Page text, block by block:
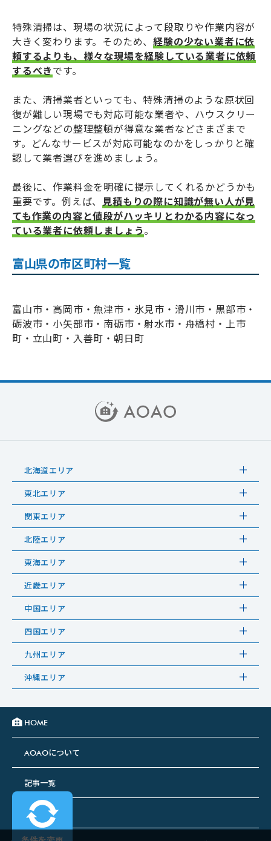
特殊清掃は、現場の状況によって段取りや作業内容が
大きく変わります。そのため、経験の少ない業者に依
頼するよりも、様々な現場を経験している業者に依頼
するべきです。
また、清掃業者といっても、特殊清掃のような原状回
復が難しい現場でも対応可能な業者や、ハウスクリー
ニングなどの整理整頓が得意な業者などさまざまで
す。どんなサービスが対応可能なのかをしっかりと確
認して業者選びを進めましょう。
最後に、作業料金を明確に提示してくれるかどうかも
重要です。例えば、
見積もりの際に知識が無い人が見
ても作業の内容と値段がハッキリとわかる内容になっ
ている業者に依頼しましょう。
富山県の市区町村一覧
富山市・高岡市・魚津市・氷見市・滑川市・黒部市・
砺波市・小矢部市・南砺市・射水市・舟橋村・上市
町・立山町・入善町・朝日町
北海道エリア
東北エリア
関東エリア
北陸エリア
東海エリア
近畿エリア
中国エリア
四国エリア
九州エリア
沖縄エリア
HOME
AOAOについて
記事一覧
掲載企業一覧